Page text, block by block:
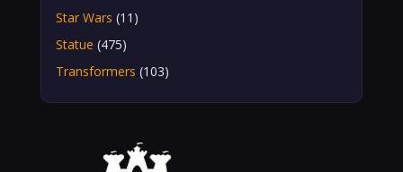
Star Wars (11)
Statue (475)
Transformers (103)